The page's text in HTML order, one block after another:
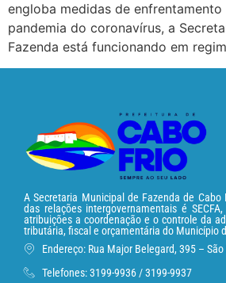
engloba medidas de enfrentamento
pandemia do coronavírus, a
Fazenda está funcionando em
A Secretaria Municipal de Fazenda de
das relações intergovernamentais é
atribuições a coordenação e o controle da
tributária, fiscal e orçamentária do Município
Endereço: Rua Major Belegard, 395 –
Telefones: 3199-9936 / 3199-9937